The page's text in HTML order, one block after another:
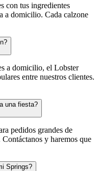
con tus ingredientes
a domicilio. Cada calzone
a domicilio, el Lobster
entre nuestros clientes.
una fiesta?
pedidos grandes de
y haremos que
Springs?